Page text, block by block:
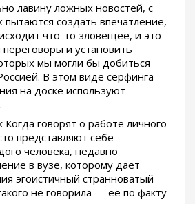
лавину ложных новостей, с
создать впечатление,
что-то зловещее, и это
и установить
мы могли бы добиться
В этом виде сёрфинга
на доске используют
говорят о работе личного
представляют себе
человека, недавно
в вузе, которому дает
эгоистичный странноватый
не говорила — ее по факту